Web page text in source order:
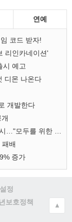
연예
코드 받자!
리인카네이션'
시 예고
디몬 나온다
개발한다
배
증가
설정
보호정책
▲